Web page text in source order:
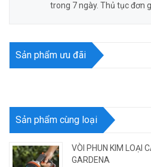
trong 7 ngày. Thủ tục đơn
Sản phẩm ưu đãi
Sản phẩm cùng loại
VÒI PHUN KIM LOẠI
GARDENA